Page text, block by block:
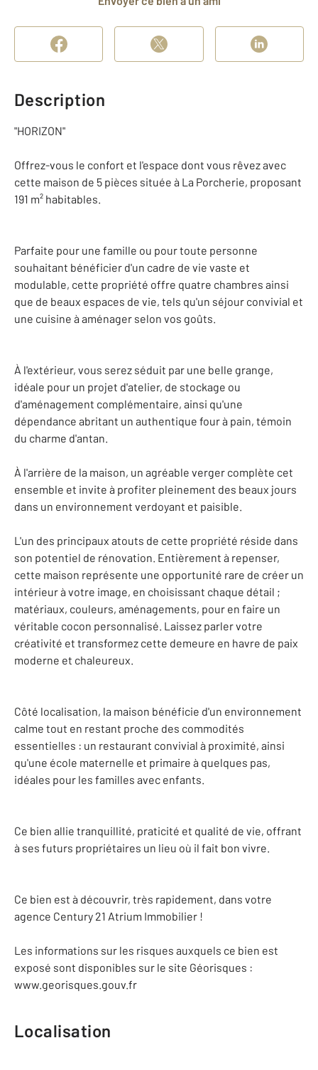
Description
"HORIZON"
Offrez-vous le confort et l'espace dont vous rêvez avec
cette maison de 5 pièces située à La Porcherie, proposant
191 m² habitables.
Parfaite pour une famille ou pour toute personne
souhaitant bénéficier d'un cadre de vie vaste et
modulable, cette propriété offre quatre chambres ainsi
que de beaux espaces de vie, tels qu'un séjour convivial et
une cuisine à aménager selon vos goûts.
À l'extérieur, vous serez séduit par une belle grange,
idéale pour un projet d'atelier, de stockage ou
d'aménagement complémentaire, ainsi qu'une
dépendance abritant un authentique four à pain, témoin
du charme d'antan.
À l'arrière de la maison, un agréable verger complète cet
ensemble et invite à profiter pleinement des beaux jours
dans un environnement verdoyant et paisible.
L'un des principaux atouts de cette propriété réside dans
son potentiel de rénovation. Entièrement à repenser,
cette maison représente une opportunité rare de créer un
intérieur à votre image, en choisissant chaque détail ;
matériaux, couleurs, aménagements, pour en faire un
véritable cocon personnalisé. Laissez parler votre
créativité et transformez cette demeure en havre de paix
moderne et chaleureux.
Côté localisation, la maison bénéficie d'un environnement
calme tout en restant proche des commodités
essentielles : un restaurant convivial à proximité, ainsi
qu'une école maternelle et primaire à quelques pas,
idéales pour les familles avec enfants.
Ce bien allie tranquillité, praticité et qualité de vie, offrant
à ses futurs propriétaires un lieu où il fait bon vivre.
Ce bien est à découvrir, très rapidement, dans votre
agence Century 21 Atrium Immobilier !
Les informations sur les risques auxquels ce bien est
exposé sont disponibles sur le site Géorisques :
www.georisques.gouv.fr
Localisation